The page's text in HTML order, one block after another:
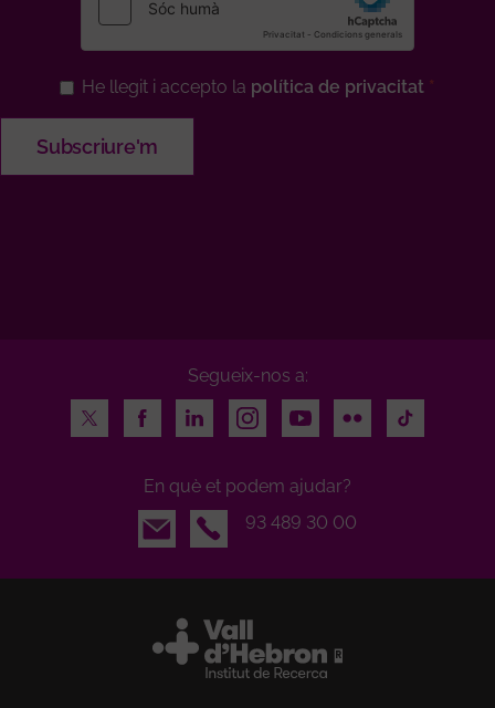
He llegit i accepto la política de privacitat
Segueix-nos a:
Twitter
FacebookLinkedInInstagramYoutubeFlickr TikTok
En què et podem ajudar?
Email
93 489 30 00